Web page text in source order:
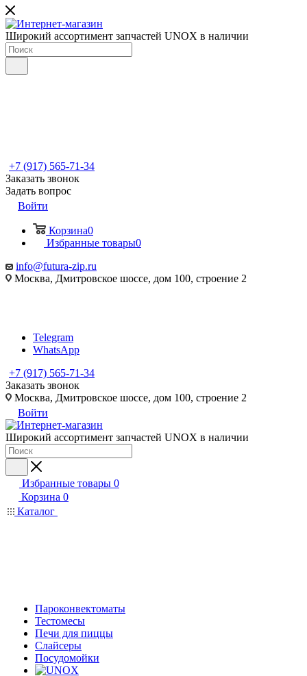
Широкий ассортимент запчастей UNOX в наличии
+7 (917) 565-71-34
Заказать звонок
Задать вопрос
Войти
Корзина0
Избранные товары0
info@futura-zip.ru
Москва, Дмитровское шоссе, дом 100, строение 2
Telegram
WhatsApp
+7 (917) 565-71-34
Заказать звонок
Москва, Дмитровское шоссе, дом 100, строение 2
Войти
Широкий ассортимент запчастей UNOX в наличии
Избранные товары 0
Корзина 0
Каталог
Пароконвектоматы
Тестомесы
Печи для пиццы
Слайсеры
Посудомойки